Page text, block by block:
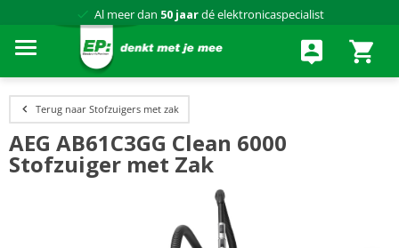
Al meer dan 50 jaardé elektronicaspecialist
Terug naar Stofzuigers met zak
AEG AB61C3GG Clean 6000
Stofzuiger met Zak